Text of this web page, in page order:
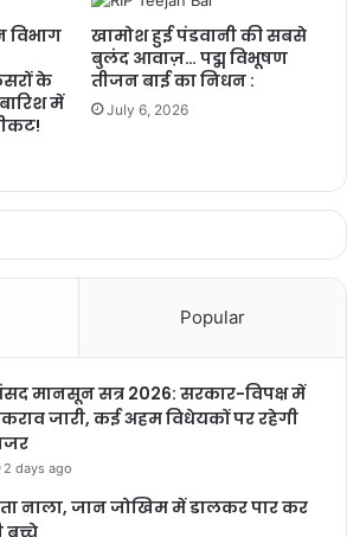
मॉडल की सराहना, ISRO तकनीक से
भूजल स्तर
1 week ago
विभाग
के
में
खामोश हुई पंडवानी की सबसे
बुलंद आवाज़… पद्म विभूषण
तीजन बाई का निधन :
July 6, 2026
Popular
मानसून सत्र 2026: सरकार-विपक्ष में
जारी, कई अहम विधेयकों पर रहेगी
2 days ago
नाला, जान जोखिम में डालकर पार कर